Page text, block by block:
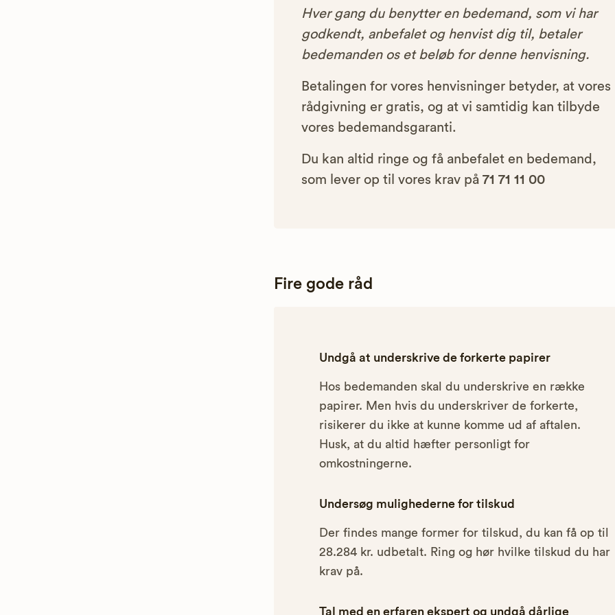
Hver gang du benytter en bedemand, som vi har
godkendt, anbefalet og henvist dig til, betaler
bedemanden os et beløb for denne henvisning.
Betalingen for vores henvisninger betyder, at vores
rådgivning er gratis, og at vi samtidig kan tilbyde
vores bedemandsgaranti.
Du kan altid ringe og få anbefalet en bedemand,
som lever op til vores krav på 71 71 11 00
Fire gode råd
Undgå at underskrive de forkerte papirer
Hos bedemanden skal du underskrive en række
papirer. Men hvis du underskriver de forkerte,
risikerer du ikke at kunne komme ud af aftalen.
Husk, at du altid hæfter personligt for
omkostningerne.
Undersøg mulighederne for tilskud
Der findes mange former for tilskud, du kan få op til
28.284 kr. udbetalt. Ring og hør hvilke tilskud du har
krav på.
Tal med en erfaren ekspert og undgå dårlige